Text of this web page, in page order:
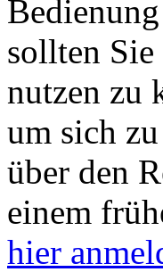
sollten
nutzen zu
um sich
über den
einem
hier